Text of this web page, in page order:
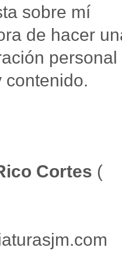
sobre mí
de hacer
personal
contenido.
Cortes (